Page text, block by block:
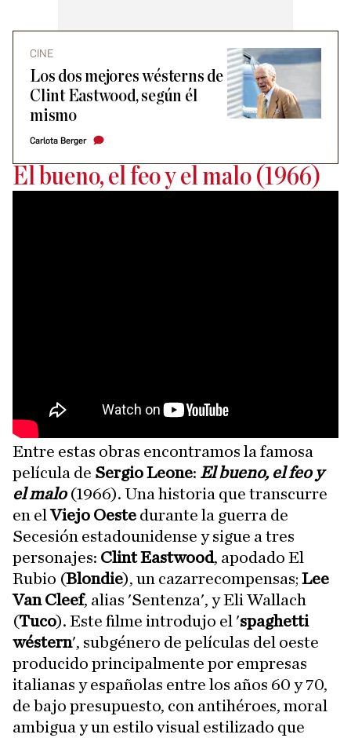
CINE
Los dos mejores wésterns de
Clint Eastwood, según él
mismo
Carlota Berger
El bueno, el feo y el malo (1966)
Entre estas obras encontramos la famosa
película de Sergio Leone: El bueno, el feo y
el malo (1966). Una historia que transcurre
en elViejo Oeste durante la guerra de
Secesión estadounidense y sigue a tres
personajes: Clint Eastwood, apodado El
Rubio (Blondie), un cazarrecompensas; Lee
Van Cleef, alias 'Sentenza', y Eli Wallach
(Tuco). Este filme introdujo el 'spaghetti
wéstern', subgénero de películas del oeste
producido principalmente por empresas
italianas y españolas entre los años 60 y 70,
de bajo presupuesto, con antihéroes, moral
ambigua y un estilo visual estilizado que